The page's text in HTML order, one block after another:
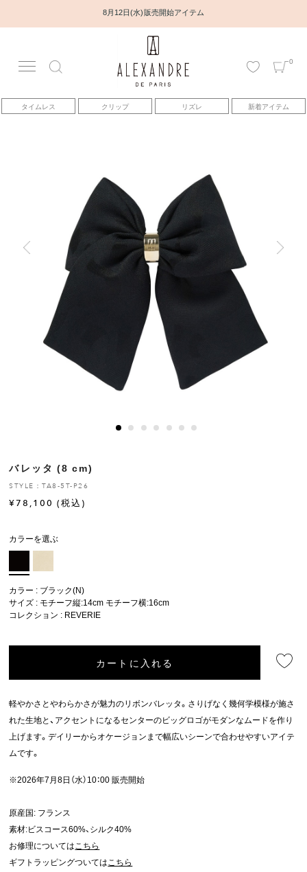
8月12日(水) 販売開始アイテム
0
タイムレス クリップ リズレ 新着アイテム
アカウント
アイテム
コレクション
トピックス
ヘアアレンジ動画
ヒストリー
クラフトマンシップ
お修理について
バレッタ (8 cm)
STYLE：TA8-5T-P26
¥78,100 (税込)
カラーを選ぶ
カラー : ブラック(N)
サイズ : モチーフ縦:14cm モチーフ横:16cm
コレクション : REVERIE
カートに入れる
軽やかさとやわらかさが魅力のリボンバレッタ。さりげなく幾何学模様が施さ
れた生地と、アクセントになるセンターのビッグロゴがモダンなムードを作り
上げます。デイリーからオケージョンまで幅広いシーンで合わせやすいアイテ
ムです。
※2026年7月8日（水）10：00 販売開始
原産国: フランス
素材:ビスコース60%、シルク40%
お修理についてはこちら
ギフトラッピングついてはこちら